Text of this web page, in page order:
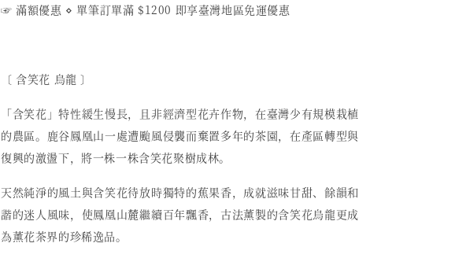
☞ 滿額優惠 ⋄ 單筆訂單滿 $1200 即享臺灣地區免運優惠
〔 含笑花 烏龍 〕
「含笑花」特性緩生慢長，且非經濟型花卉作物，在臺灣少有規模栽植
的農區。鹿谷鳳凰山一處遭颱風侵襲而棄置多年的茶園，在產區轉型與
復興的激盪下，將一株一株含笑花聚樹成林。
天然純淨的風土與含笑花待放時獨特的蕉果香，成就滋味甘甜、餘韻和
諧的迷人風味，使鳳凰山麓繼續百年飄香，古法薰製的含笑花烏龍更成
為薰花茶界的珍稀逸品。